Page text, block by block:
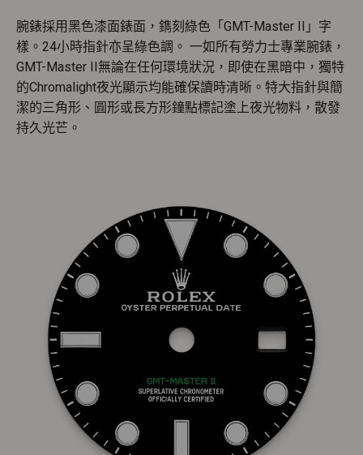
腕錶採用黑色漆面錶面，鐫刻綠色「GMT-Master II」字
樣。24小時指針亦呈綠色調。 一如所有勞力士專業腕錶，
GMT-Master II無論在任何環境狀況，即使在黑暗中，獨特
的Chromalight夜光顯示均能確保讀時清晰。特大指針與簡
潔的三角形、圓形或長方形鐘點標記塗上夜光物料，散發
持久光芒。